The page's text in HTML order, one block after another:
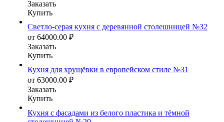
Заказать
Купить
Светло-серая кухня с деревянной столешницей №32
от 64000.00 ₽
Заказать
Купить
Кухня для хрущёвки в европейском стиле №31
от 63000.00 ₽
Заказать
Купить
Кухня с фасадами из белого пластика и тёмной